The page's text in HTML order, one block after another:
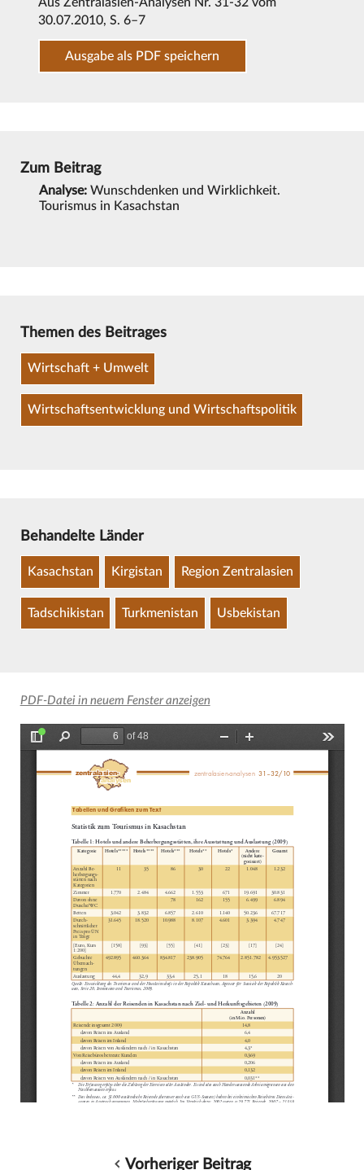
Aus Zentralasien-Analysen Nr. 31-32 vom
30.07.2010, S. 6–7
Ausgabe als PDF speichern
Zum Beitrag
Analyse: Wunschdenken und Wirklichkeit.
Tourismus in Kasachstan
Themen des Beitrages
Wirtschaft + Umwelt
Wirtschaftsentwicklung und Wirtschaftspolitik
Behandelte Länder
Kasachstan Kirgistan Region Zentralasien
Tadschikistan Turkmenistan Usbekistan
PDF-Datei in neuem Fenster anzeigen
Vorheriger Beitrag